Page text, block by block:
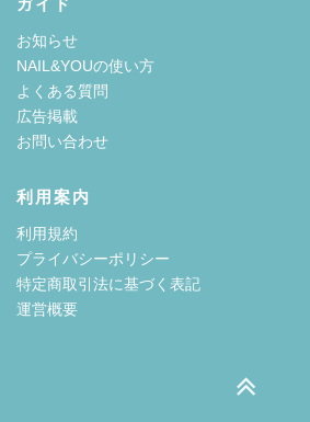
お知らせ
NAIL&YOUの使い方
よくある質問
広告掲載
お問い合わせ
利用案内
利用規約
プライバシーポリシー
特定商取引法に基づく表記
運営概要